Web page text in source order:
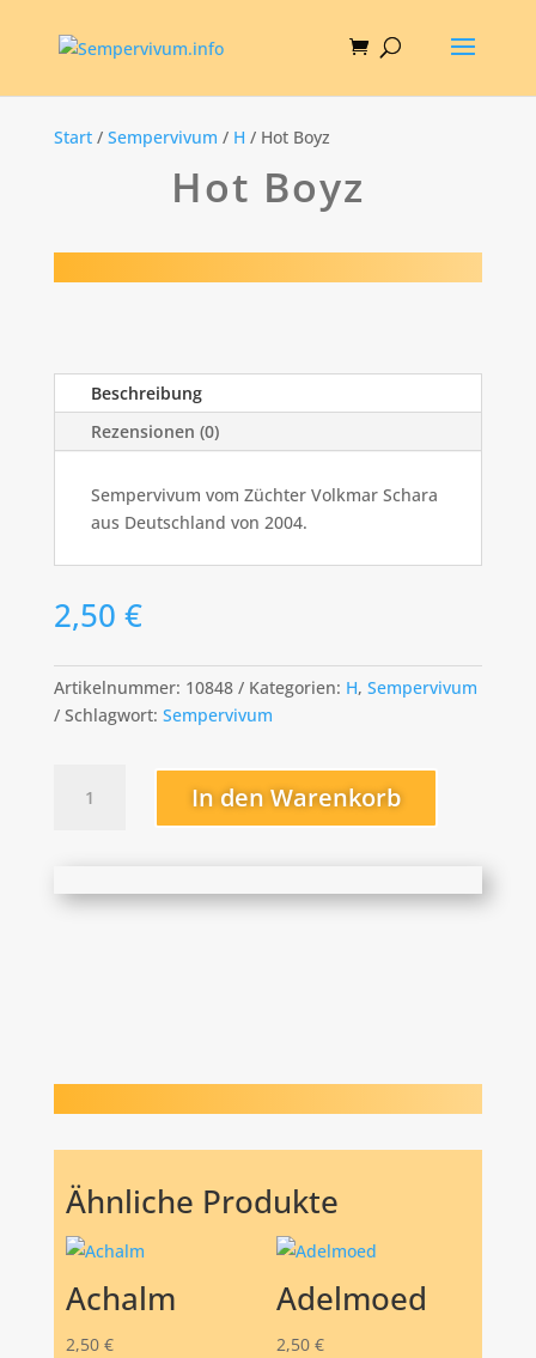
Start/ Sempervivum / H / Hot Boyz
Hot Boyz
Beschreibung
Rezensionen (0)
Sempervivum vom Züchter Volkmar Schara
aus Deutschland von 2004.
2,50 €
Artikelnummer: 10848 Kategorien: H, Sempervivum
Schlagwort: Sempervivum
In den Warenkorb
Ähnliche Produkte
Achalm
2,50 €
Adelmoed
2,50 €